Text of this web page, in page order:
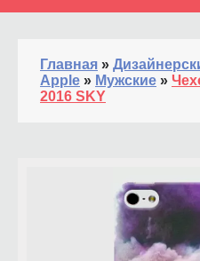
Главная »
Apple » Мужские »
2016 SKY